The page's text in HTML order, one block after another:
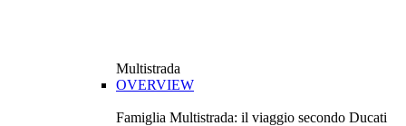
Multistrada
OVERVIEW
Famiglia Multistrada: il viaggio secondo Ducati